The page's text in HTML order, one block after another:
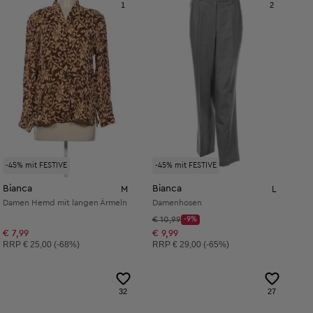
-45% mit FESTIVE
1
Bianca M
Damen Hemd mit langen Ärmeln
€ 7,99
Unverbindliche Preisempfehlung:
RRP€ 25,00 (-68%)
-45% mit FESTIVE
2
Bianca L
Damenhosen
Startpreis:
€ 10,99
Discount Price:
-9%
Reduzierter Preis:
€ 9,99
Unverbindliche Preisempfehlung:
RRP € 29,00 (-65%)
32 27